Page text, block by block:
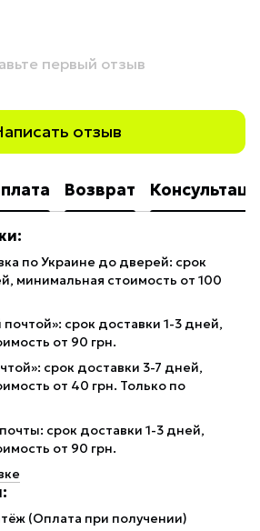
первый отзыв
отзыв
Возврат
по Украине до дверей: срок
минимальная стоимость от 100
срок доставки 1-3 дней,
от 90 грн.
срок доставки 3-7 дней,
от 40 грн. Только по
срок доставки 1-3 дней,
от 90 грн.
(Оплата при получении)